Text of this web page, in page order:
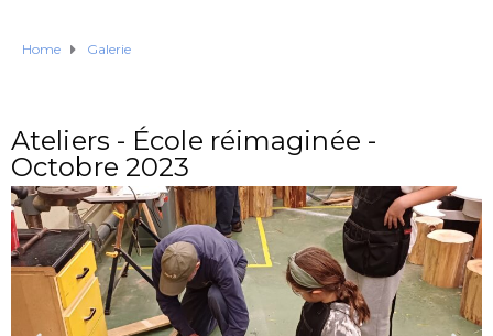
Home Galerie
Ateliers - École réimaginée -
Octobre 2023